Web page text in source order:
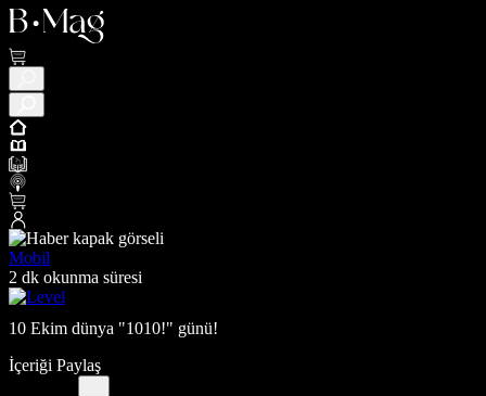
Mobil
2 dk okunma süresi
10 Ekim dünya "1010!" günü!
İçeriği Paylaş